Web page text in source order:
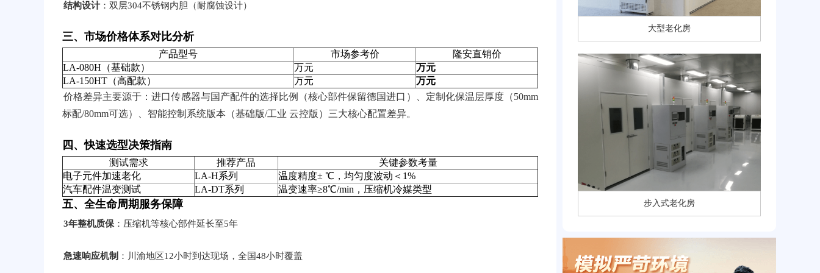
结构设计：双层304不锈钢内胆（耐腐蚀设计）
三、市场价格体系对比分析
产品型号 市场参考价
隆安直销价
LA-080H（基础款）
万元
万元
LA-150HT（高配款）
万元
万元
价格差异主要源于：进口传感器与国产配件的选择比例（核心部件保留德国进口）、定制化保温层厚度（50mm
标配/80mm可选）、智能控制系统版本（基础版/工业 云控版）三大核心配置差异。
四、快速选型决策指南
测试需求 推荐产品
关键参数考量
电子元件加速老化
LA-H系列
温度精度± ℃，均匀度波动＜1%
汽车配件温变测试
LA-DT系列 温变速率≥8℃/min，压缩机冷媒类型
五、全生命周期服务保障
3年整机质保 ：压缩机等核心部件延长至5年
急速响应机制 ：川渝地区12小时到达现场，全国48小时覆盖
大型老化房
步入式老化房